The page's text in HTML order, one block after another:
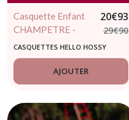
Casquette Enfant
CHAMPETRE -
HELLO HOSSY
20€93
29€90
CASQUETTES HELLO HOSSY
AJOUTER